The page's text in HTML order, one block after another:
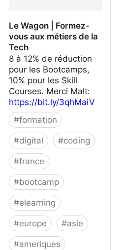
Le Wagon | Formez-
vous aux métiers de la
Tech
8 à 12% de réduction
pour les Bootcamps,
10% pour les Skill
Courses. Merci Malt:
https://bit.ly/3qhMaiV
#formation
#digital #coding
#france
#bootcamp
#elearning
#europe #asie
#ameriques